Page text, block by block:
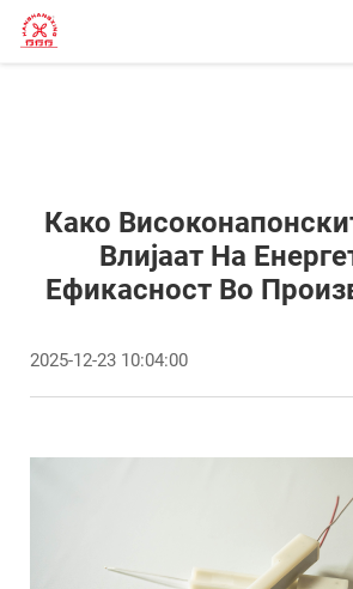
Производи
За Нас
Кутии
Како
Влијаат На
Ефикасност Во
2025-12-23 10:04:00